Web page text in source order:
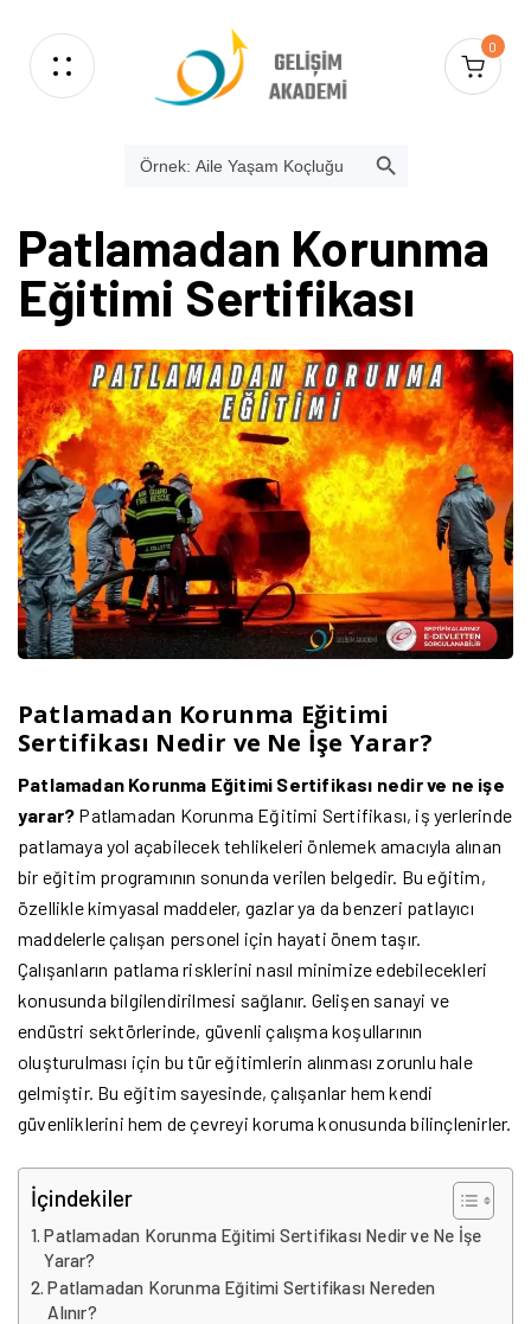
0
Search
for:
Patlamadan Korunma
Eğitimi Sertifikası
Patlamadan Korunma Eğitimi
Sertifikası Nedir ve Ne İşe Yarar?
Patlamadan Korunma Eğitimi Sertifikası nedir ve ne işe
yarar? Patlamadan Korunma Eğitimi Sertifikası, iş yerlerinde
patlamaya yol açabilecek tehlikeleri önlemek amacıyla alınan
bir eğitim programının sonunda verilen belgedir. Bu eğitim,
özellikle kimyasal maddeler, gazlar ya da benzeri patlayıcı
maddelerle çalışan personel için hayati önem taşır.
Çalışanların patlama risklerini nasıl minimize edebilecekleri
konusunda bilgilendirilmesi sağlanır. Gelişen sanayi ve
endüstri sektörlerinde, güvenli çalışma koşullarının
oluşturulması için bu tür eğitimlerin alınması zorunlu hale
gelmiştir. Bu eğitim sayesinde, çalışanlar hem kendi
güvenliklerini hem de çevreyi koruma konusunda bilinçlenirler.
İçindekiler
Patlamadan Korunma Eğitimi Sertifikası Nedir ve Ne İşe
Yarar?
Patlamadan Korunma Eğitimi Sertifikası Nereden
Alınır?